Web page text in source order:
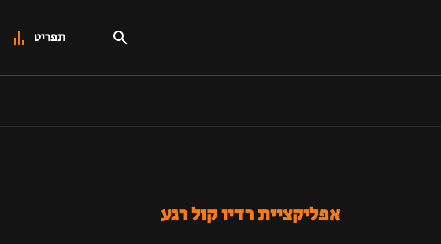
תפריט
אפליקציית רדיו קול רגע